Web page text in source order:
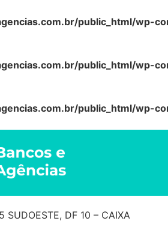
public_html/wp-
public_html/wp-
public_html/wp-
SUDOESTE, DF 10 – CAIXA